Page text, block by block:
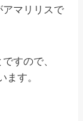
マリリスで
すので、
す。